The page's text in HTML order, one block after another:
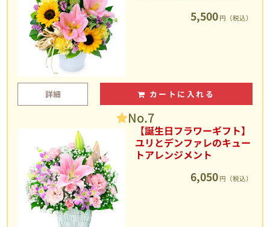
5,500 円（税込）
詳細 カートに入れる
No.7
【誕生日フラワーギフト】
ユリとデンファレのキュー
トアレンジメント
6,050 円（税込）